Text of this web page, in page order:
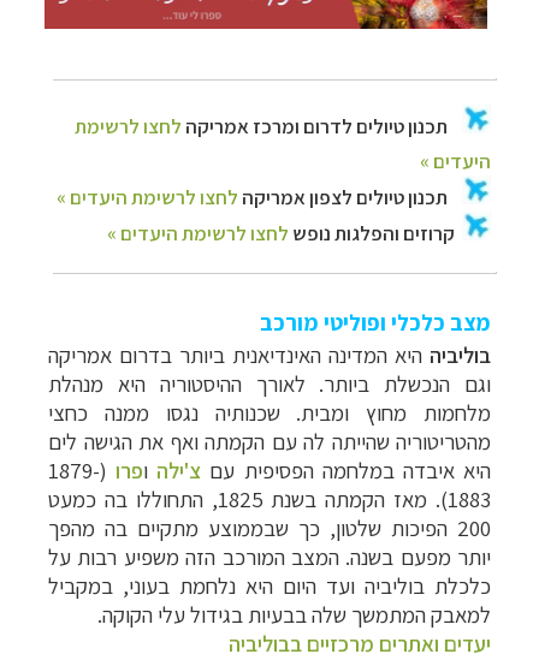
מצב כלכלי ופוליטי מורכב
בוליביה היא המדינה האינדיאנית ביותר בדרום אמריקה
וגם הנכשלת ביותר. לאורך ההיסטוריה היא מנהלת
מלחמות מחוץ ומבית. שכנותיה נגסו ממנה כחצי
מהטריטוריה שהייתה לה עם הקמתה ואף את הגישה לים
היא איבדה במלחמה הפסיפית עם צ'ילה ופרו (1879-
1883). מאז הקמתה בשנת 1825, התחוללו בה כמעט
200 הפיכות שלטון, כך שבממוצע מתקיים בה מהפך
יותר מפעם בשנה. המצב המורכב הזה משפיע רבות על
כלכלת בוליביה ועד היום היא נלחמת בעוני, במקביל
למאבק המתמשך שלה בבעיות בגידול עלי הקוקה.
יעדים ואתרים מרכזיים בבוליביה